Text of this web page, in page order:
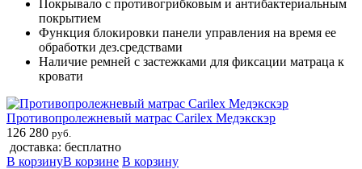
Покрывало с противогрибковым и антибактериальным
покрытием
Функция блокировки панели управления на время ее
обработки дез.средствами
Наличие ремней с застежками для фиксации матраца к
кровати
Противопролежневый матрас Carilex Медэкскэр
126 280 руб.
доставка: бесплатно
В корзинуВ корзине В корзину